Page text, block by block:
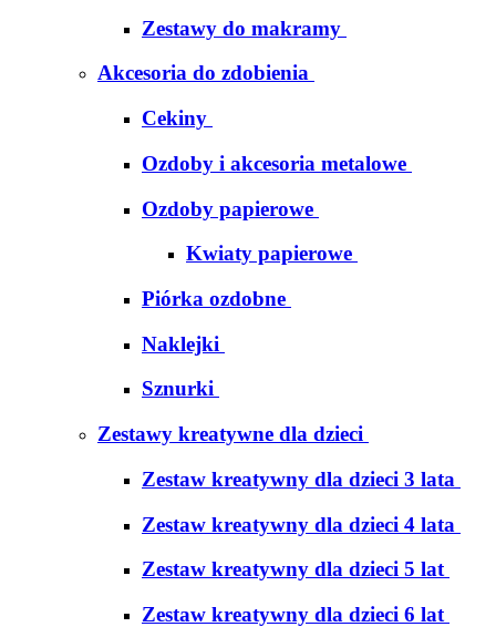
Zestawy do makramy
Akcesoria do zdobienia
Cekiny
Ozdoby i akcesoria metalowe
Ozdoby papierowe
Kwiaty papierowe
Piórka ozdobne
Naklejki
Sznurki
Zestawy kreatywne dla dzieci
Zestaw kreatywny dla dzieci 3 lata
Zestaw kreatywny dla dzieci 4 lata
Zestaw kreatywny dla dzieci 5 lat
Zestaw kreatywny dla dzieci 6 lat